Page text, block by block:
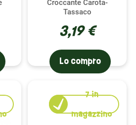
Croccante Carota-
Tassaco
3,19 €
Lo compro
7in
magazzino